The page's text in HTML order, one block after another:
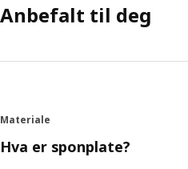
Anbefalt til deg
Materiale
Hva er sponplate?